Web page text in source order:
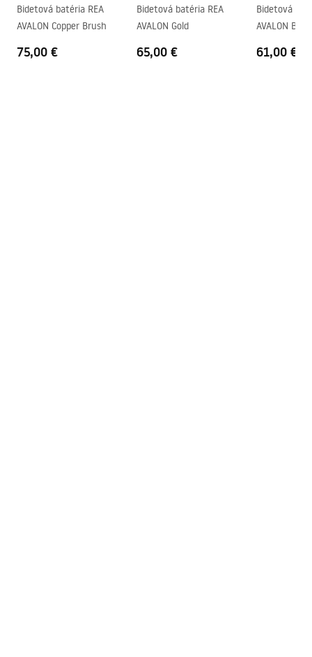
Bidetová batéria REA
AVALON Copper Brush
75,00 €
Bidetová batéria REA
AVALON Gold
65,00 €
Bidetová
AVALON
61,00 €